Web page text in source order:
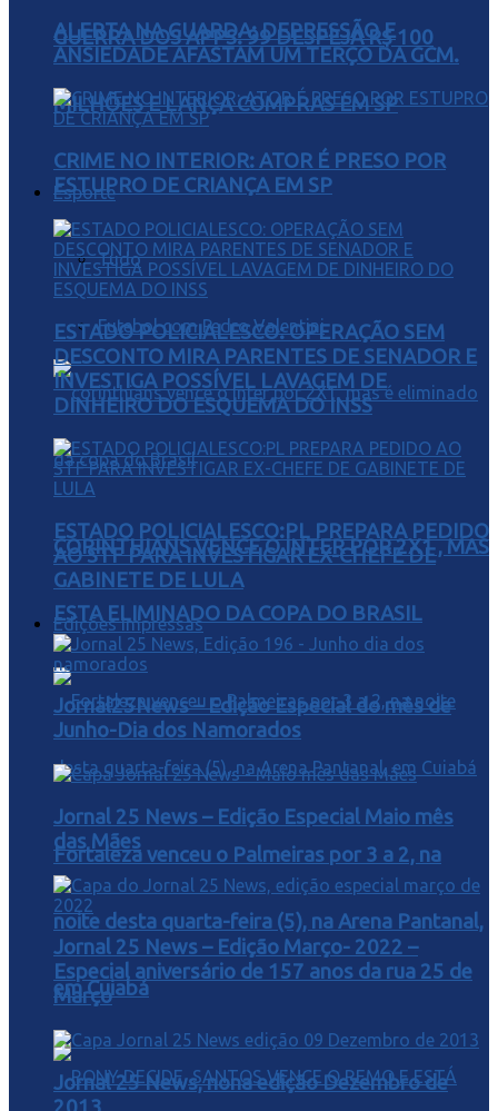
GUERRA DOS APPS: 99 DESPEJA R$ 100
MILHÕES E LANÇA COMPRAS EM SP
Esporte
Tudo
Futebol com Pedro Valentini
CORINTHIANS VENCE O INTER POR 2X1 , MAS
ESTA ELIMINADO DA COPA DO BRASIL
Fortaleza venceu o Palmeiras por 3 a 2, na
noite desta quarta-feira (5), na Arena Pantanal,
em Cuiabá
ALERTA NA GUARDA: DEPRESSÃO E
ANSIEDADE AFASTAM UM TERÇO DA GCM.
CRIME NO INTERIOR: ATOR É PRESO POR
ESTUPRO DE CRIANÇA EM SP
ESTADO POLICIALESCO: OPERAÇÃO SEM
DESCONTO MIRA PARENTES DE SENADOR E
INVESTIGA POSSÍVEL LAVAGEM DE
DINHEIRO DO ESQUEMA DO INSS
ESTADO POLICIALESCO:PL PREPARA PEDIDO
AO STF PARA INVESTIGAR EX-CHEFE DE
GABINETE DE LULA
Edições Impressas
Jornal25News – Edição Especial do mês de
Junho-Dia dos Namorados
Jornal 25 News – Edição Especial Maio mês
das Mães
Jornal 25 News – Edição Março- 2022 –
Especial aniversário de 157 anos da rua 25 de
Março
Jornal 25 News, nona edição Dezembro de